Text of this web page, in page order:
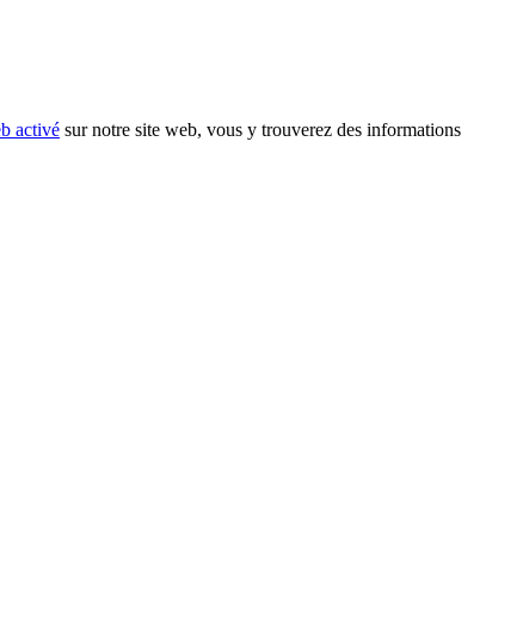
activé sur notre site web, vous y trouverez des informations